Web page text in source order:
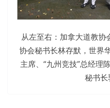
从左至右：加拿大道教协
协会秘书长林存默，世界
主席、“九州竞技”总经理
秘书